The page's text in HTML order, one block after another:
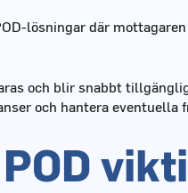
lösningar där
och blir snabbt
och hantera eventuella